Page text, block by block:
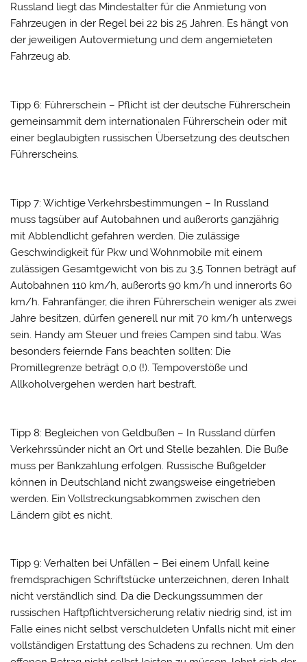
Russland liegt das Mindestalter für die Anmietung von
Fahrzeugen in der Regel bei 22 bis 25 Jahren. Es hängt von
der jeweiligen Autovermietung und dem angemieteten
Fahrzeug ab.
Tipp 6: Führerschein – Pflicht ist der deutsche Führerschein
gemeinsammit dem internationalen Führerschein oder mit
einer beglaubigten russischen Übersetzung des deutschen
Führerscheins.
Tipp 7: Wichtige Verkehrsbestimmungen – In Russland
muss tagsüber auf Autobahnen und außerorts ganzjährig
mit Abblendlicht gefahren werden. Die zulässige
Geschwindigkeit für Pkw und Wohnmobile mit einem
zulässigen Gesamtgewicht von bis zu 3,5 Tonnen beträgt auf
Autobahnen 110 km/h, außerorts 90 km/h und innerorts 60
km/h. Fahranfänger, die ihren Führerschein weniger als zwei
Jahre besitzen, dürfen generell nur mit 70 km/h unterwegs
sein. Handy am Steuer und freies Campen sind tabu. Was
besonders feiernde Fans beachten sollten: Die
Promillegrenze beträgt 0,0 (!). Tempoverstöße und
Allkoholvergehen werden hart bestraft.
Tipp 8: Begleichen von Geldbußen – In Russland dürfen
Verkehrssünder nicht an Ort und Stelle bezahlen. Die Buße
muss per Bankzahlung erfolgen. Russische Bußgelder
können in Deutschland nicht zwangsweise eingetrieben
werden. Ein Vollstreckungsabkommen zwischen den
Ländern gibt es nicht.
Tipp 9: Verhalten bei Unfällen – Bei einem Unfall keine
fremdsprachigen Schriftstücke unterzeichnen, deren Inhalt
nicht verständlich sind. Da die Deckungssummen der
russischen Haftpflichtversicherung relativ niedrig sind, ist im
Falle eines nicht selbst verschuldeten Unfalls nicht mit einer
vollständigen Erstattung des Schadens zu rechnen. Um den